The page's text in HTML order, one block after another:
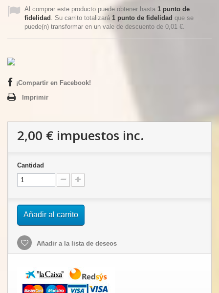
Al comprar este producto puede obtener hasta 1 punto de
fidelidad . Su carrito totalizará 1 punto de fidelidad que se
puede(n) transformar en un vale de descuento de 0,01 €.
¡Compartir en Facebook!
Imprimir
2,00 € impuestos inc.
Cantidad
Añadir al carrito
Añadir a la lista de deseos